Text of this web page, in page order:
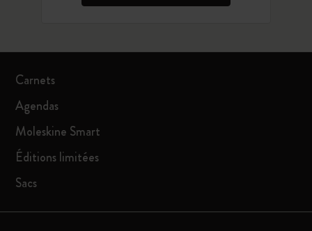
Carnets
Agendas
Moleskine Smart
Éditions limitées
Sacs